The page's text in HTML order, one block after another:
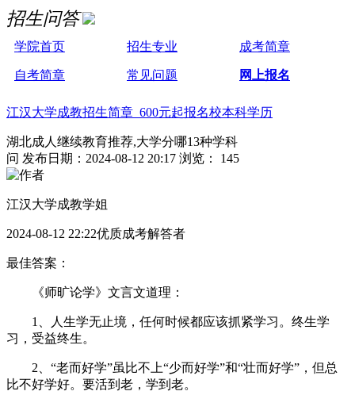
招生问答
学院首页 招生专业 成考简章
自考简章 常见问题 网上报名
江汉大学成教招生简章 600元起报名校本科学历
湖北成人继续教育推荐,大学分哪13种学科
问 发布日期：2024-08-12 20:17 浏览： 145
江汉大学成教学姐
2024-08-12 22:22优质成考解答者
最佳答案：
《师旷论学》文言文道理：
1、人生学无止境，任何时候都应该抓紧学习。终生学
习，受益终生。
2、“老而好学”虽比不上“少而好学”和“壮而好学”，但总
比不好学好。要活到老，学到老。